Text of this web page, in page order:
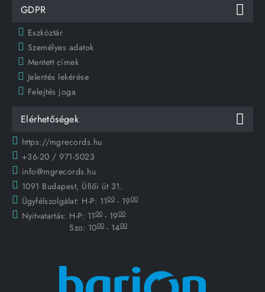
GDPR
Eszköztár
Személyes adatok
Mentett címek
Jelentés lekérése
Felejtés joga
Elérhetőségek
https://mgrecords.hu
+36-20 / 971-5023
info@mgrecords.hu
1091 Budapest, Üllői út 31.
Ügyfélszolgálat: H-P: 1100 - 1900
Nyitvatartás: H-P: 1100 - 1900
Szo: 1000 - 1400